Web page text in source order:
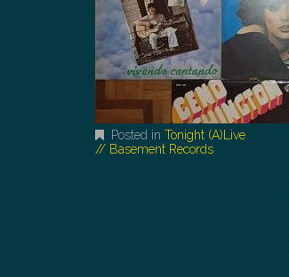
Posted in Tonight (A)Live
// Basement Records